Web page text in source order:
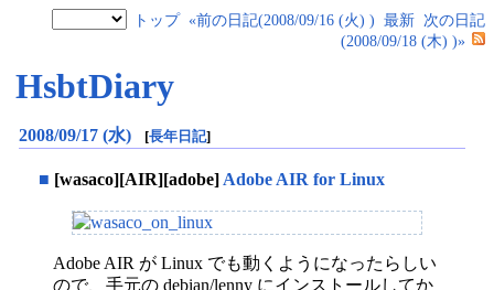
トップ «前の日記(2008/09/16 (火) ) 最新 次の日記
(2008/09/18 (木) )»
HsbtDiary
2008/09/17 (水) [長年日記]
■ [wasaco][AIR][adobe] Adobe AIR for Linux
Adobe AIR が Linux でも動くようになったらしい
ので、手元の debian/lenny にインストールしてか